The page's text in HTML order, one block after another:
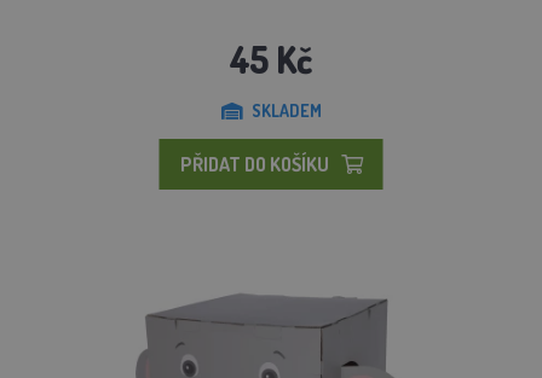
45 Kč
SKLADEM
PŘIDAT DO KOŠÍKU